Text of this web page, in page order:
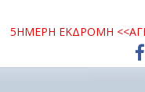
5ΗΜΕΡΗ ΕΚΔΡΟΜΗ
3ΗΜΕΡΗ ΕΚΔΡΟΜΗ ΣΤΑ
3ΗΜΕΡΗ ΕΚΔΡΟΜΗ
– ΛΙΜΝΗ ΚΕΡΚΙΝΗ 08 –